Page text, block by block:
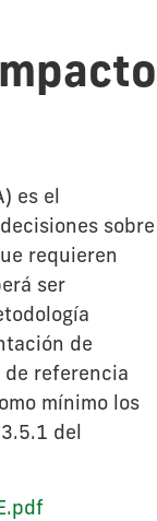
es el
sobre
requieren
ser
de
de referencia
mínimo los
del